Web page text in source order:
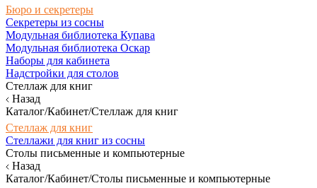
Бюро и секретеры
Секретеры из сосны
Модульная библиотека Купава
Модульная библиотека Оскар
Наборы для кабинета
Надстройки для столов
Стеллаж для книг
Назад
Каталог/Кабинет/Стеллаж для книг
Стеллаж для книг
Стеллажи для книг из сосны
Столы письменные и компьютерные
Назад
Каталог/Кабинет/Столы письменные и компьютерные